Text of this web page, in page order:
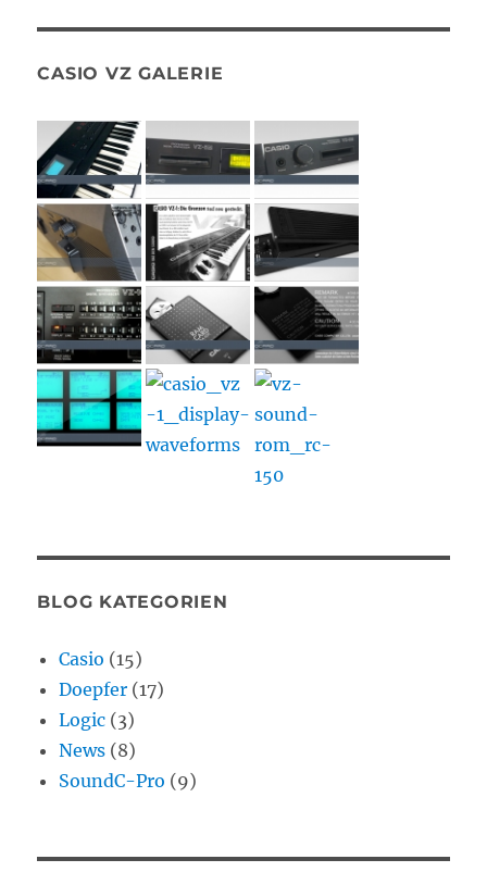
CASIO VZ GALERIE
BLOG KATEGORIEN
Casio (15)
Doepfer (17)
Logic (3)
News (8)
SoundC-Pro (9)